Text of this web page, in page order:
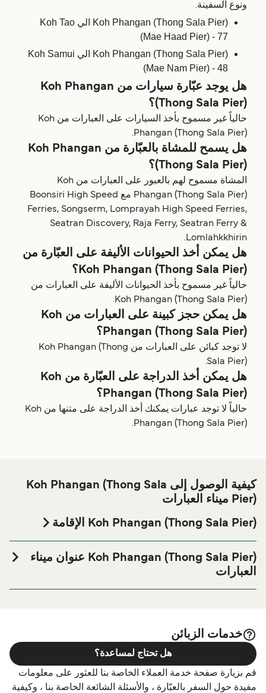
ونوع السفينة.
Koh Phangan (Thong Sala Pier) الي Koh Tao
(Mae Haad Pier) - 77
Koh Phangan (Thong Sala Pier) الي Koh Samui
(Mae Nam Pier) - 48
هل يوجد عبّارة سيارات من Koh Phangan
(Thong Sala Pier)؟
حالياً غير مسموح بأخذ السيارات على العبارات من Koh
Phangan (Thong Sala Pier).
هل يسمح للمشاة بالعبّارة من Koh Phangan
(Thong Sala Pier)؟
المشاة مسموح لهم بالعبور على العبارات من Koh
Phangan (Thong Sala Pier) مع Boonsiri High Speed
Ferries, Songserm, Lomprayah High Speed Ferries,
Seatran Discovery, Raja Ferry, Seatran Ferry &
Lomlahkkhirin.
هل يمكن أخذ الحيوانات الأليفة على العبّارة من
Koh Phangan (Thong Sala Pier)؟
حالياً غير مسموح بأخذ الحيوانات الأليفة على العبارات من
Koh Phangan (Thong Sala Pier).
هل يمكن حجز كبينة على العبارات من Koh
Phangan (Thong Sala Pier)؟
لا توجد كبائن على العبارات من Koh Phangan (Thong
Sala Pier).
هل يمكن أخذ الدراجة على العبّارة من Koh
Phangan (Thong Sala Pier)؟
حالياً لا توجد عبارات يمكنك أخذ الدراجة على متنها من Koh
Phangan (Thong Sala Pier).
كيفية الوصول إلى Koh Phangan (Thong Sala
Pier) ميناء العبارات
Koh Phangan (Thong Sala Pier) الإقامة
(Thong Sala Pier) ميناء العبارة قبل أو بعد رحلتك أو إذا كنت
تبحث عن أماكن السكن لإقامتك بالكامل، يرجى زيارة موقعنا
Koh Phangan (Thong Sala Pier) عنوان ميناء
العبارات
خدمات الزبائن
قم بزيارة صفحة خدمة العملاء الخاصة بنا للعثور على معلومات
مفيدة حول السفر بالعبّارة ، والأسئلة الشائعة الخاصة بنا ، وكيفية
هل تحتاج لمساعدة؟